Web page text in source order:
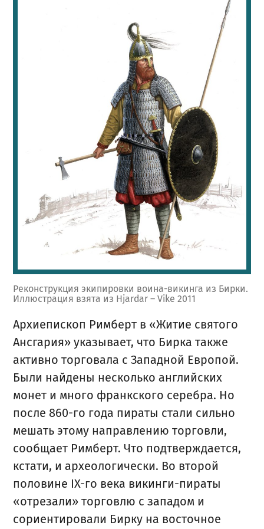
Реконструкция экипировки воина-викинга из Бирки.
Иллюстрация взята из Hjardar – Vike 2011
Архиепископ Римберт в «Житие святого
Ансгария» указывает, что Бирка также
активно торговала с Западной Европой.
Были найдены несколько английских
монет и много франкского серебра. Но
после 860-го года пираты стали сильно
мешать этому направлению торговли,
сообщает Римберт. Что подтверждается,
кстати, и археологически. Во второй
половине IX-го века викинги-пираты
«отрезали» торговлю с западом и
сориентировали Бирку на восточное